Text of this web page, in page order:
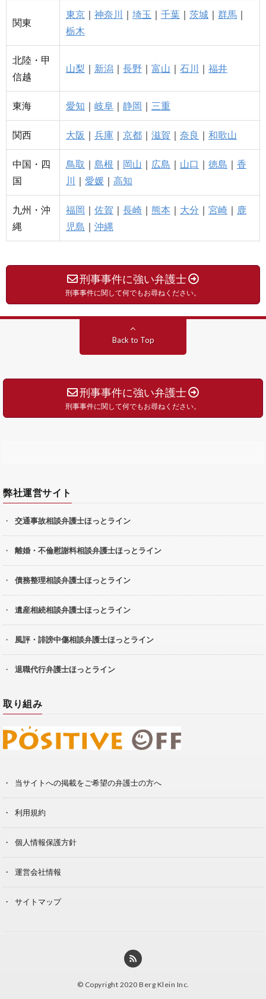
関東
東京 ｜ 神奈川 ｜ 埼玉 ｜ 千葉 ｜ 茨城 ｜ 群馬 ｜
栃木
北陸・甲
信越
山梨 ｜ 新潟 ｜ 長野 ｜ 富山 ｜ 石川 ｜ 福井
東海 愛知 ｜ 岐阜 ｜ 静岡 ｜ 三重
関西 大阪 ｜ 兵庫 ｜ 京都 ｜ 滋賀 ｜ 奈良 ｜ 和歌山
中国・四
国
鳥取 ｜ 島根 ｜ 岡山 ｜ 広島 ｜ 山口 ｜ 徳島 ｜ 香
川 ｜ 愛媛 ｜ 高知
九州・沖
縄
福岡 ｜ 佐賀 ｜ 長崎 ｜ 熊本 ｜ 大分 ｜ 宮崎 ｜ 鹿
児島 ｜ 沖縄
刑事事件に強い弁護士
刑事事件に関して何でもお尋ねください。
Back to Top
刑事事件に強い弁護士
刑事事件に関して何でもお尋ねください。
弊社運営サイト
交通事故相談弁護士ほっとライン
離婚・不倫慰謝料相談弁護士ほっとライン
債務整理相談弁護士ほっとライン
遺産相続相談弁護士ほっとライン
風評・誹謗中傷相談弁護士ほっとライン
退職代行弁護士ほっとライン
取り組み
当サイトへの掲載をご希望の弁護士の方へ
利用規約
個人情報保護方針
運営会社情報
サイトマップ
© Copyright 2020 Berg Klein Inc.